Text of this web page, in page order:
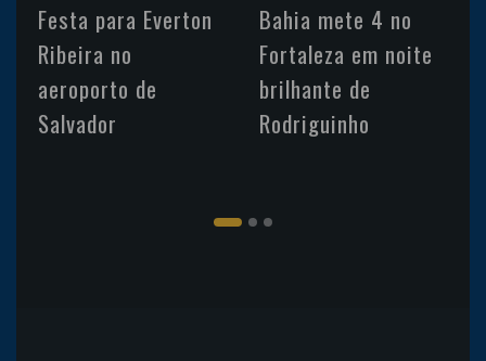
Festa para Everton
Ribeira no
aeroporto de
Salvador
Bahia mete 4 no
Fortaleza em noite
brilhante de
Rodriguinho